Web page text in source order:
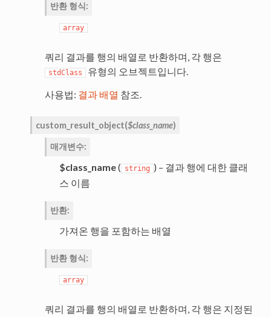
반환 형식:
array
쿼리 결과를 행의 배열로 반환하며, 각 행은
stdClass 유형의 오브젝트입니다.
사용법: 결과 배열 참조.
custom_result_object($class_name)
매개변수:
$class_name( string ) – 결과 행에 대한 클래
스 이름
반환:
가져온 행을 포함하는 배열
반환 형식:
array
쿼리 결과를 행의 배열로 반환하며, 각 행은 지정된